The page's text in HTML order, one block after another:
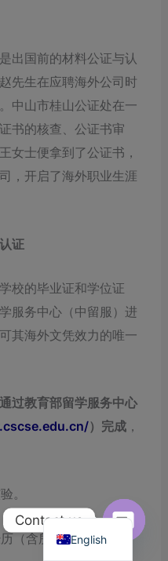
出国前的材料公证与认
先生在应聘海外公司时
中山市桂山公证处在一
书的核查、公证书审
女士便拿到了公证书，
，开启了海外职业生涯
证
校的毕业证和学位证
服务中心（中留服）进
其海外文凭效力的唯一
过教育部留学服务中心
）完成 ，
。
（含所有连续就读阶
English
Chinese
Contact us